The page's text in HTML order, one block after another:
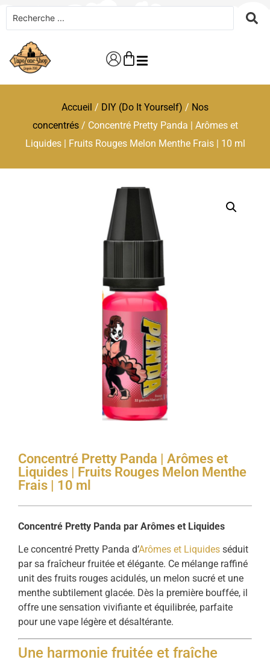
Accueil / DIY (Do It Yourself) / Nos
concentrés/ Concentré Pretty Panda | Arômes et
Liquides | Fruits Rouges Melon Menthe Frais | 10 ml
Concentré Pretty Panda | Arômes et
Liquides | Fruits Rouges Melon Menthe
Frais | 10 ml
Concentré Pretty Panda par Arômes et Liquides
Le concentré Pretty Panda d’Arômes et Liquides séduit
par sa fraîcheur fruitée et élégante. Ce mélange raffiné
unit des fruits rouges acidulés, un melon sucré et une
menthe subtilement glacée. Dès la première bouffée, il
offre une sensation vivifiante et équilibrée, parfaite
pour une vape légère et désaltérante.
Une harmonie fruitée et fraîche